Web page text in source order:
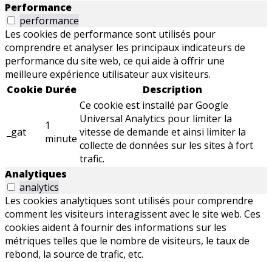
Performance
performance
Les cookies de performance sont utilisés pour
comprendre et analyser les principaux indicateurs de
performance du site web, ce qui aide à offrir une
meilleure expérience utilisateur aux visiteurs.
Cookie Durée Description
_gat
1
minute
Ce cookie est installé par Google
Universal Analytics pour limiter la
vitesse de demande et ainsi limiter la
collecte de données sur les sites à fort
trafic.
Analytiques
analytics
Les cookies analytiques sont utilisés pour comprendre
comment les visiteurs interagissent avec le site web. Ces
cookies aident à fournir des informations sur les
métriques telles que le nombre de visiteurs, le taux de
rebond, la source de trafic, etc.